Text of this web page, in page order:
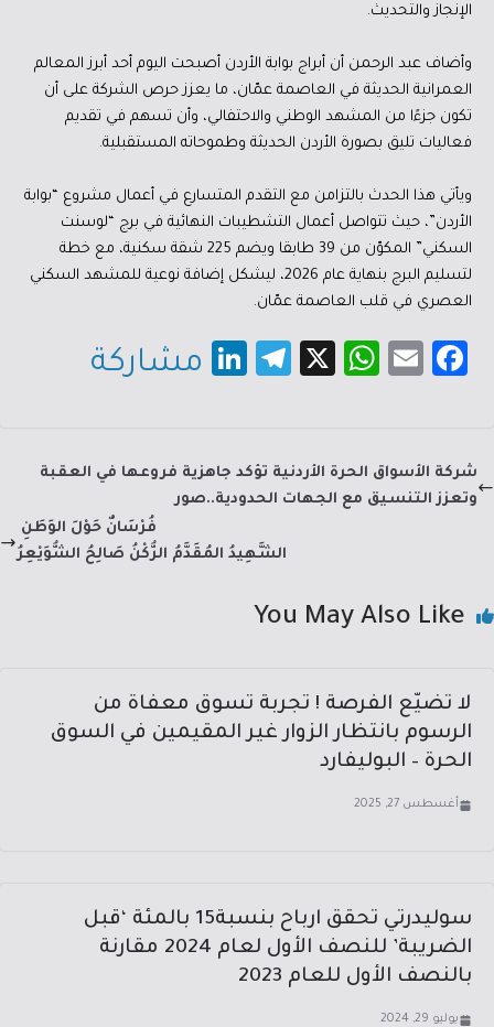
الإنجاز والتحديث.
وأضاف عبد الرحمن أن أبراج بوابة الأردن أصبحت اليوم أحد أبرز المعالم
العمرانية الحديثة في العاصمة عمّان، ما يعزز حرص الشركة على أن
تكون جزءًا من المشهد الوطني والاحتفالي، وأن تسهم في تقديم
فعاليات تليق بصورة الأردن الحديثة وطموحاته المستقبلية.
ويأتي هذا الحدث بالتزامن مع التقدم المتسارع في أعمال مشروع “بوابة
الأردن”، حيث تتواصل أعمال التشطيبات النهائية في برج “لوسنت
السكني” المكوّن من 39 طابقا ويضم 225 شقة سكنية، مع خطة
لتسليم البرج بنهاية عام 2026، ليشكل إضافة نوعية للمشهد السكني
العصري في قلب العاصمة عمّان.
Fa
b
o
E
W
sA
p
X
Te
a
m
Li
dI
n
مشاركة
شركة الأسواق الحرة الأردنية تؤكد جاهزية فروعها في العقبة
وتعزز التنسيق مع الجهات الحدودية..صور
فُرْسَانٌ حَوْلَ الوَطَنِ
الشَّهِيدُ المُقَدَّمُ الرُّكْنُ صَالِحُ الشُّوَيْعِرُ
You May Also Like
لا تضيّع الفرصة ! تجربة تسوق معفاة من
الرسوم بانتظار الزوار غير المقيمين في السوق
الحرة – البوليفارد
أغسطس 27, 2025
سوليدرتي تحقق ارباح بنسبة15 بالمئة ‘قبل
الضريبة’ للنصف الأول لعام 2024 مقارنة
بالنصف الأول للعام 2023
يوليو 29, 2024